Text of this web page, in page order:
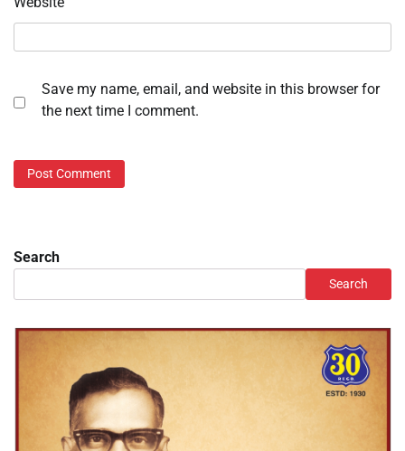
Save my name, email, and website in this browser for
the next time I comment.
Search
Search